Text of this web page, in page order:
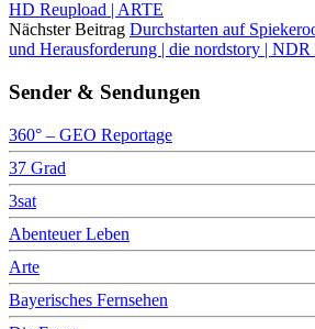
HD Reupload | ARTE
Nächster Beitrag Durchstarten auf
und Herausforderung | die nordstory |
Sender & Sendungen
360° – GEO Reportage
37 Grad
3sat
Abenteuer Leben
Arte
Bayerisches Fernsehen